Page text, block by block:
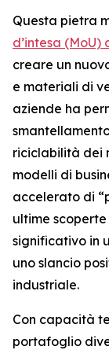
Questa pietra
d’intesa (MoU)
creare un
e materiali di
aziende ha
riciclabilità dei
modelli di
accelerato di
ultime
significativo in
uno slancio
industriale.
Con capacità
portafoglio